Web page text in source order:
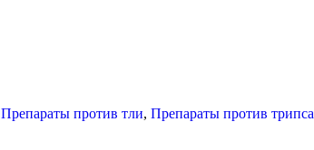
Препараты против тли, Препараты против трипса